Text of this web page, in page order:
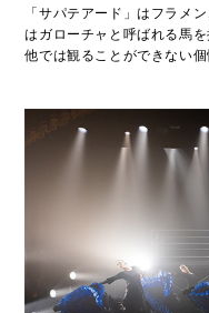
「サパテアード」はフラメ
はガローチャと呼ばれる馬
他では観ることができない